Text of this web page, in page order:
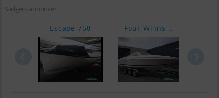
Sælgers annoncer
Escape 750 Four Winns ..